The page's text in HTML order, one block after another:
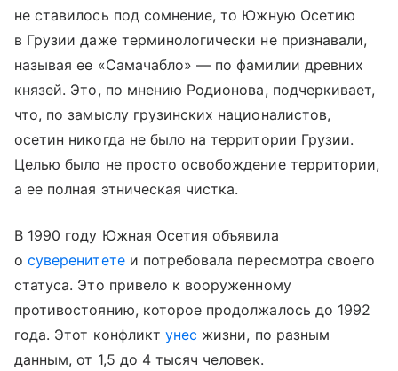
не ставилось под сомнение, то Южную Осетию
в Грузии даже терминологически не признавали,
называя ее «Самачабло» — по фамилии древних
князей. Это, по мнению Родионова, подчеркивает,
что, по замыслу грузинских националистов,
осетин никогда не было на территории Грузии.
Целью было не просто освобождение территории,
а ее полная этническая чистка.
В 1990 году Южная Осетия объявила
осуверенитетеи потребовала пересмотра своего
статуса. Это привело к вооруженному
противостоянию, которое продолжалось до 1992
года. Этот конфликт унес жизни, по разным
данным, от 1,5 до 4 тысяч человек.